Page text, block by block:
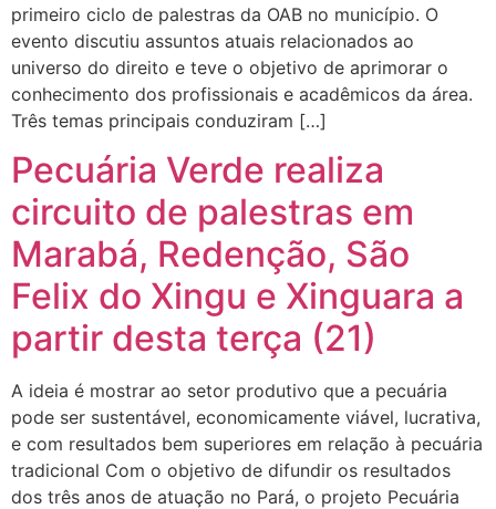
primeiro ciclo de palestras da OAB no município. O
evento discutiu assuntos atuais relacionados ao
universo do direito e teve o objetivo de aprimorar o
conhecimento dos profissionais e acadêmicos da área.
Três temas principais conduziram […]
Pecuária Verde realiza
circuito de palestras em
Marabá, Redenção, São
Felix do Xingu e Xinguara a
partir desta terça (21)
A ideia é mostrar ao setor produtivo que a pecuária
pode ser sustentável, economicamente viável, lucrativa,
e com resultados bem superiores em relação à pecuária
tradicional Com o objetivo de difundir os resultados
dos três anos de atuação no Pará, o projeto Pecuária